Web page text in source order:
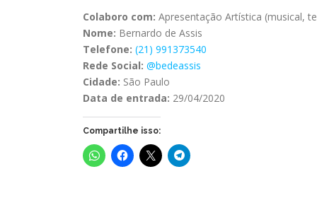
Colaboro com: Apresentação Artística (musical,
Nome: Bernardo de Assis
Telefone: (21) 991373540
Rede Social: @bedeassis
Cidade: São Paulo
Data de entrada: 29/04/2020
Compartilhe isso: